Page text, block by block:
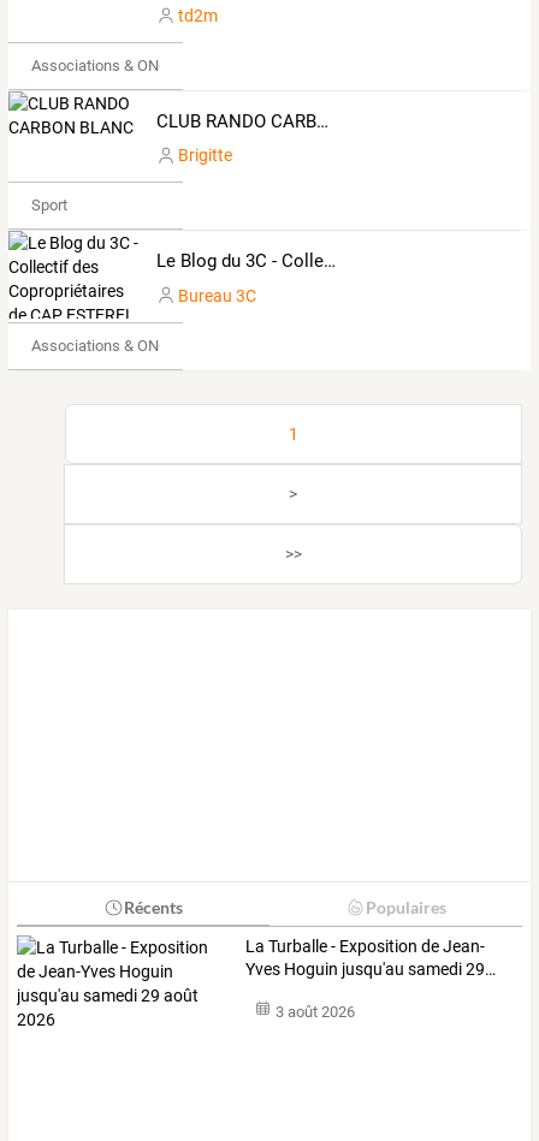
td2m
Associations & ONG
CLUB RANDO CARBON BLANC
Brigitte
Sport
Le Blog du 3C - Collectif des Copropriétaires de CAP ESTEREL
Bureau 3C
Associations & ONG
1
>
>>
Récents Populaires
La Turballe- Exposition deJean-
Yves Hoguin jusqu'au samedi29…
3 août 2026